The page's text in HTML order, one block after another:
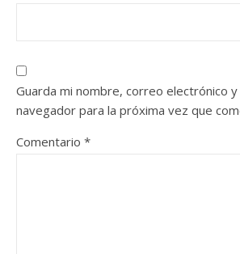
Guarda mi nombre, correo electrónico
navegador para la próxima vez que
Comentario *